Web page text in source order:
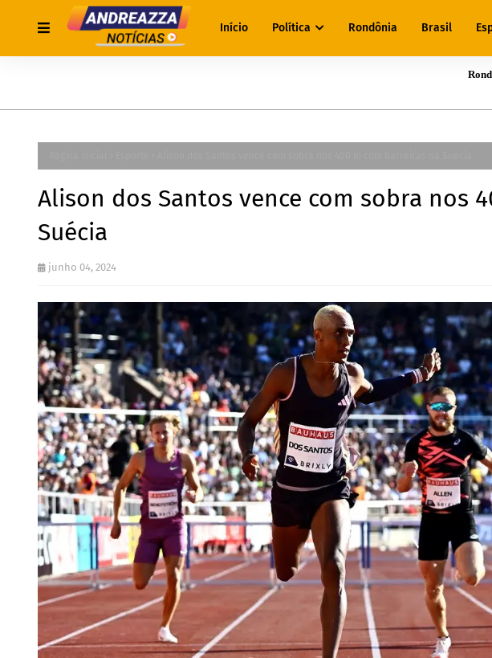
Início Política Rondônia Brasil
Alison dos Santos vence com sobra nos
Suécia
junho 04, 2024